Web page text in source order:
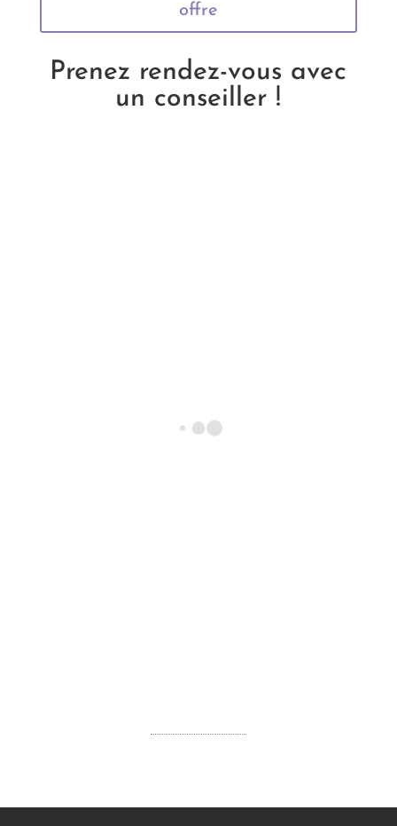
offre
Prenez rendez-vous avec
un conseiller !